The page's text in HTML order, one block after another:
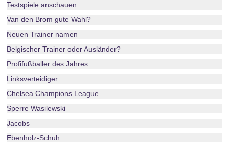
Testspiele anschauen
Van den Brom gute Wahl?
Neuen Trainer namen
Belgischer Trainer oder Ausländer?
Profifußballer des Jahres
Linksverteidiger
Chelsea Champions League
Sperre Wasilewski
Jacobs
Ebenholz-Schuh